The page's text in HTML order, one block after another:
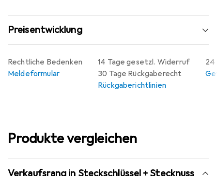
Preisentwicklung
14 Tage gesetzl. Widerruf
30 Tage Rückgaberecht
Rückgaberichtlinien
24
Rechtliche Bedenken
Meldeformular
Produkte vergleichen
Verkaufsrang in Steckschlüssel + Stecknuss